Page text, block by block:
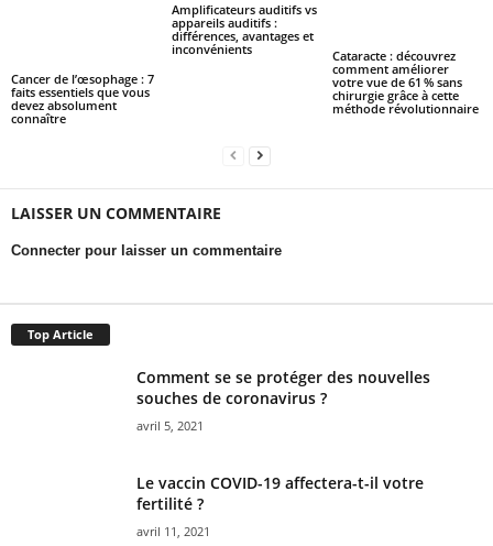
Cancer de l’œsophage : 7
faits essentiels que vous
devez absolument
connaître
Amplificateurs auditifs vs
appareils auditifs :
différences, avantages et
inconvénients
Cataracte : découvrez
comment améliorer
votre vue de 61 % sans
chirurgie grâce à cette
méthode révolutionnaire
LAISSER UN COMMENTAIRE
Connecter pour laisser un commentaire
Top Article
Comment se se protéger des nouvelles
souches de coronavirus ?
avril 5, 2021
Le vaccin COVID-19 affectera-t-il votre
fertilité ?
avril 11, 2021